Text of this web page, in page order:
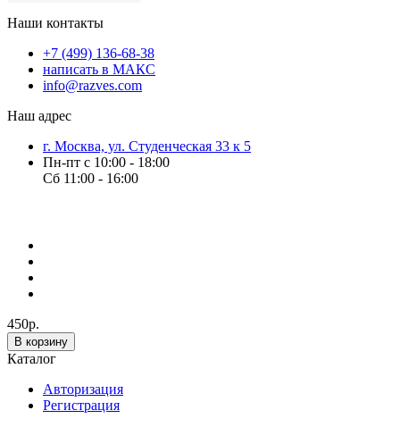
Наши контакты
+7 (499) 136-68-38
написать в МАКС
info@razves.com
Наш адрес
г. Москва, ул. Студенческая 33 к 5
Пн-пт с 10:00 - 18:00
Сб 11:00 - 16:00
450р.
В корзину
Каталог
Авторизация
Регистрация